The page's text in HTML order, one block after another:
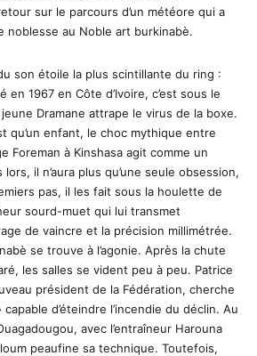
sur le parcours d’un météore qui a
noblesse au Noble art burkinabè.
son étoile la plus scintillante du ring :
en 1967 en Côte d’Ivoire, c’est sous le
Dramane attrape le virus de la boxe.
qu’un enfant, le choc mythique entre
Foreman à Kinshasa agit comme un
il n’aura plus qu’une seule obsession,
pas, il les fait sous la houlette de
sourd-muet qui lui transmet
de vaincre et la précision millimétrée.
se trouve à l’agonie. Après la chute
les salles se vident peu à peu. Patrice
président de la Fédération, cherche
d’éteindre l’incendie du déclin. Au
avec l’entraîneur Harouna
peaufine sa technique. Toutefois,